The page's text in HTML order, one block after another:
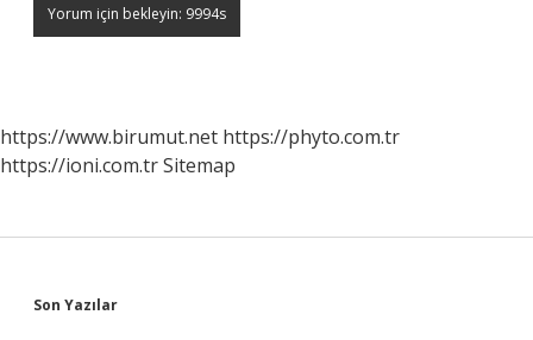
https://www.birumut.net https://phyto.com.tr
https://ioni.com.trSitemap
Sidebar
Son Yazılar